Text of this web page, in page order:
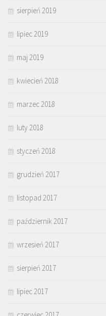
sierpień 2019
lipiec 2019
maj 2019
kwiecień 2018
marzec 2018
luty 2018
styczeń 2018
grudzień 2017
listopad 2017
październik 2017
wrzesień 2017
sierpień 2017
lipiec 2017